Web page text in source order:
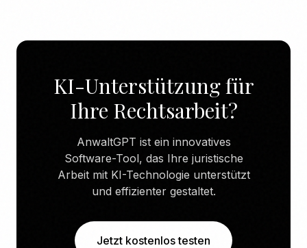
KI-Unterstützung für
Ihre Rechtsarbeit?
AnwaltGPT ist ein innovatives
Software-Tool, das Ihre juristische
Arbeit mit KI-Technologie unterstützt
und effizienter gestaltet.
Jetzt kostenlos testen